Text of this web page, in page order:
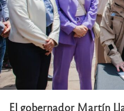
El gobernador Martín